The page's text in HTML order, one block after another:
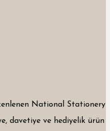
National Stationery
davetiye ve hediyelik ürün